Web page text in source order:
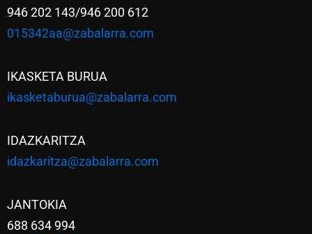
946 202 143/946 200 612
015342aa@zabalarra.com
IKASKETA BURUA
ikasketaburua@zabalarra.com
IDAZKARITZA
idazkaritza@zabalarra.com
JANTOKIA
688 634 994